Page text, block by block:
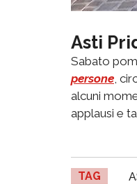
Asti
Sabato
persone ,
alcuni
applausi e
TAG